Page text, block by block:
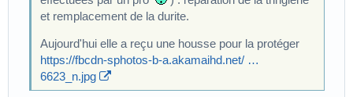
et remplacement de la durite.
Aujourd'hui elle a reçu une housse pour la protéger
https://fbcdn-sphotos-b-a.akamaihd.net/ …
6623_n.jpg